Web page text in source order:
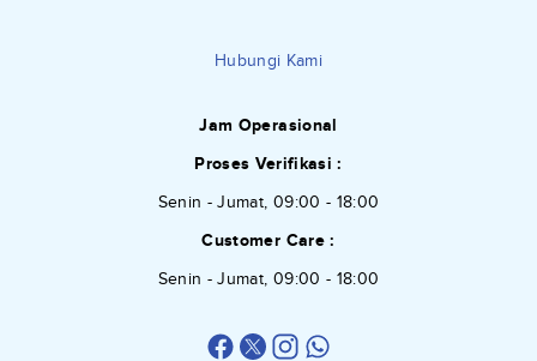
Hubungi Kami
Jam Operasional
Proses Verifikasi :
Senin - Jumat, 09:00 - 18:00
Customer Care :
Senin - Jumat, 09:00 - 18:00